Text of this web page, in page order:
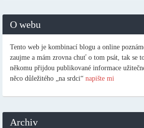
O webu
Tento web je kombinací blogu a online
zaujme a mám zrovna chuť o tom psát, tak se
někomu přijdou publikované informace
něco důležitého „na srdci“ napište mi
Archiv